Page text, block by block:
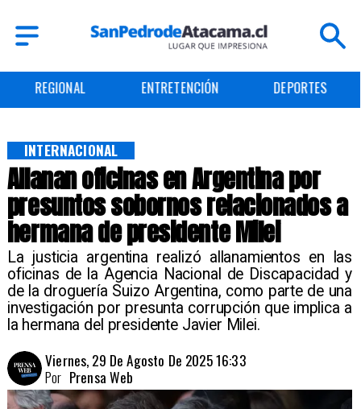
REGIONAL ENTRETENCIÓN DEPORTES
Allanan oficinas en Argentina por
presuntos sobornos relacionados a
hermana de presidente Milei
La justicia argentina realizó allanamientos en las
oficinas de la Agencia Nacional de Discapacidad y
de la droguería Suizo Argentina, como parte de una
investigación por presunta corrupción que implica a
la hermana del presidente Javier Milei.
INTERNACIONAL
Viernes, 29 De Agosto De 2025 16:33
Prensa Web
Por